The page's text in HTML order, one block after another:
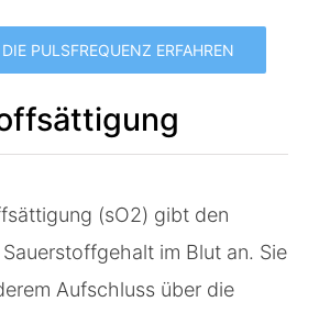
PULSFREQUENZ ERFAHREN
(sO2) gibt den
im Blut an. Sie
Aufschluss über die